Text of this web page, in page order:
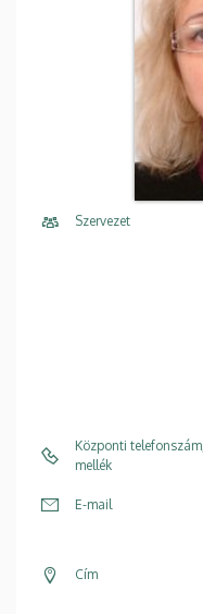
Szervezet
Központi telefonszám,
mellék
E-mail
Cím